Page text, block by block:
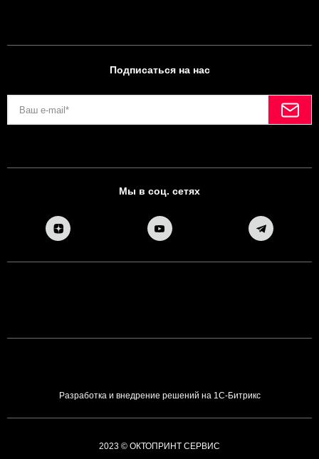
Подписаться на нас
Мы в соц. сетях
Разработка и внедрение решений на 1С-Битрикс
2023 © ОКТОПРИНТ СЕРВИС